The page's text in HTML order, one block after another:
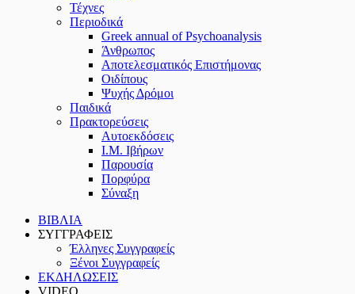
Τέχνες
Περιοδικά
Greek annual of Psychoanalysis
Άνθρωπος
Αποτελεσματικός Επιστήμονας
Οιδίπους
Ψυχής Δρόμοι
Παιδικά
Πρακτoρεύσεις
Αυτοεκδόσεις
Ι.Μ. Ιβήρων
Παρουσία
Πορφύρα
Σύναξη
ΒΙΒΛΙΑ
ΣΥΓΓΡΑΦΕΙΣ
Έλληνες Συγγραφείς
Ξένοι Συγγραφείς
ΕΚΔΗΛΩΣΕΙΣ